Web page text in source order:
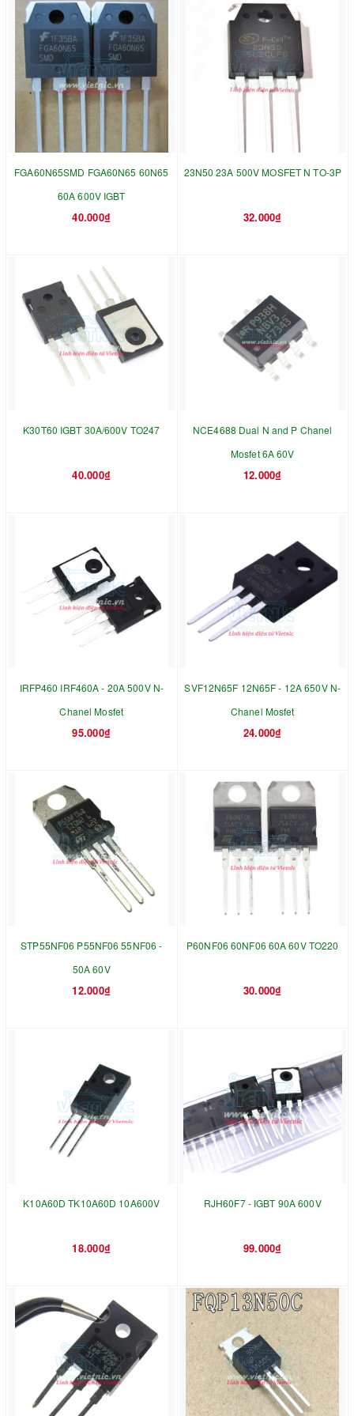
FGA60N65SMD FGA60N65 60N65
60A 600V IGBT
40.000₫
23N50 23A 500V MOSFET N TO-3P
32.000₫
K30T60 IGBT 30A/600V TO247
40.000₫
NCE4688 Dual N and P Chanel
Mosfet 6A 60V
12.000₫
IRFP460 IRF460A - 20A 500V N-
Chanel Mosfet
95.000₫
SVF12N65F 12N65F - 12A 650V N-
Chanel Mosfet
24.000₫
STP55NF06 P55NF06 55NF06 -
50A 60V
12.000₫
P60NF06 60NF06 60A 60V TO220
30.000₫
K10A60D TK10A60D 10A600V
18.000₫
RJH60F7 - IGBT 90A 600V
99.000₫